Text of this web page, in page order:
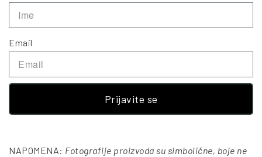
Email
Prijavite se
NAPOMENA: Fotografije proizvoda su simbolične, boje ne